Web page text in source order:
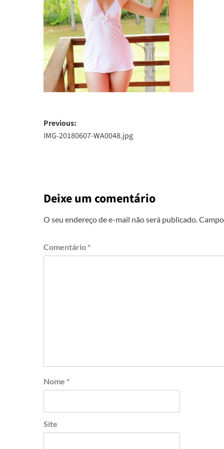
Post
navigation
Previous:
IMG-20180607-WA0048.jpg
Deixe um comentário
O seu endereço de e-mail não será publicado.
Comentário *
Nome *
Site